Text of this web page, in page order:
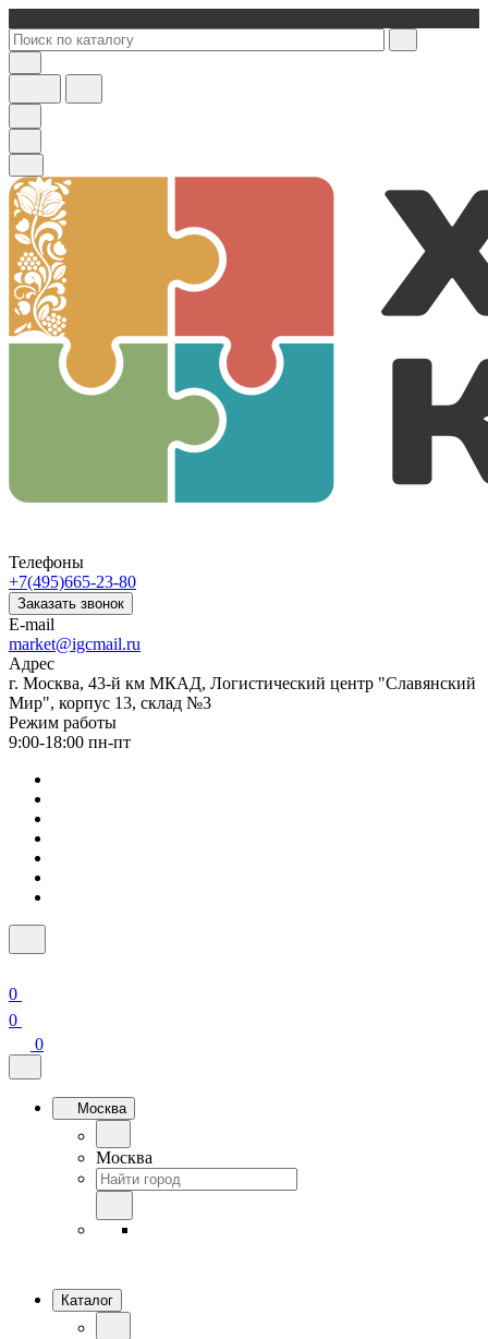
Телефоны
+7(495)665-23-80
Заказать звонок
E-mail
market@igcmail.ru
Адрес
г. Москва, 43-й км МКАД, Логистический центр "Славянский
Мир", корпус 13, склад №3
Режим работы
9:00-18:00 пн-пт
0
0
0
Москва
Москва
Каталог